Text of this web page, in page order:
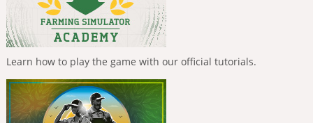
Learn how to play the game with our official tutorials.